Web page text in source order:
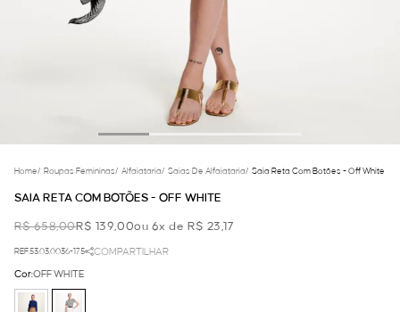
Home/ Roupas Femininas/ Alfaiataria/ Saias De Alfaiataria/ Saia Reta Com Botões - Off White
SAIA RETA COM BOTÕES - OFF WHITE
R$ 658,00R$ 139,00ou 6x de R$ 23,17
REF.53.03.0036-175 COMPARTILHAR
Cor:OFF WHITE